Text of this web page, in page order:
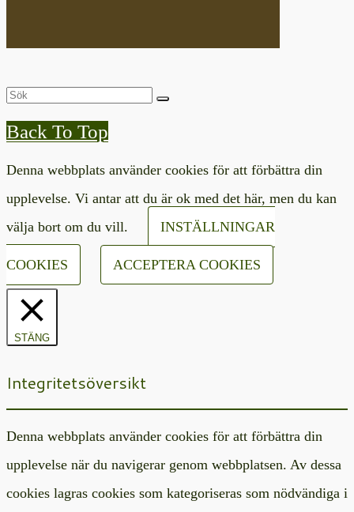
Back To Top
Denna webbplats använder cookies för att förbättra din
upplevelse. Vi antar att du är ok med det här, men du kan
välja bort om du vill.
INSTÄLLNINGAR
COOKIES ACCEPTERA COOKIES
STÄNG
Integritetsöversikt
Denna webbplats använder cookies för att förbättra din
upplevelse när du navigerar genom webbplatsen. Av dessa
cookies lagras cookies som kategoriseras som nödvändiga i